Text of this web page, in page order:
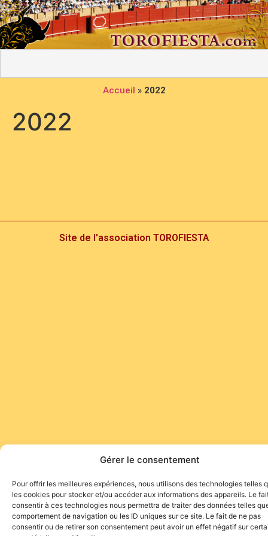
Gérer le consentement
Pour offrir les meilleures expériences, nous utilisons des technologies telles
les cookies pour stocker et/ou accéder aux informations des appareils. Le
consentir à ces technologies nous permettra de traiter des données telles
comportement de navigation ou les ID uniques sur ce site. Le fait de ne pas
consentir ou de retirer son consentement peut avoir un effet négatif sur
Accueil » 2022
2022
Site de l'association TOROFIESTA